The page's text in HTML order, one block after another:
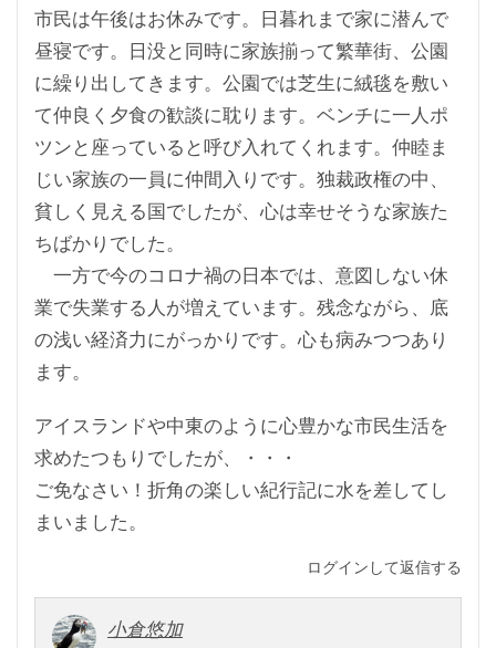
市民は午後はお休みです。日暮れまで家に潜んで
昼寝です。日没と同時に家族揃って繁華街、公園
に繰り出してきます。公園では芝生に絨毯を敷い
て仲良く夕食の歓談に耽ります。ベンチに一人ポ
ツンと座っていると呼び入れてくれます。仲睦ま
じい家族の一員に仲間入りです。独裁政権の中、
貧しく見える国でしたが、心は幸せそうな家族た
ちばかりでした。
一方で今のコロナ禍の日本では、意図しない休
業で失業する人が増えています。残念ながら、底
の浅い経済力にがっかりです。心も病みつつあり
ます。
アイスランドや中東のように心豊かな市民生活を
求めたつもりでしたが、・・・
ご免なさい！折角の楽しい紀行記に水を差してし
まいました。
ログインして返信する
小倉悠加